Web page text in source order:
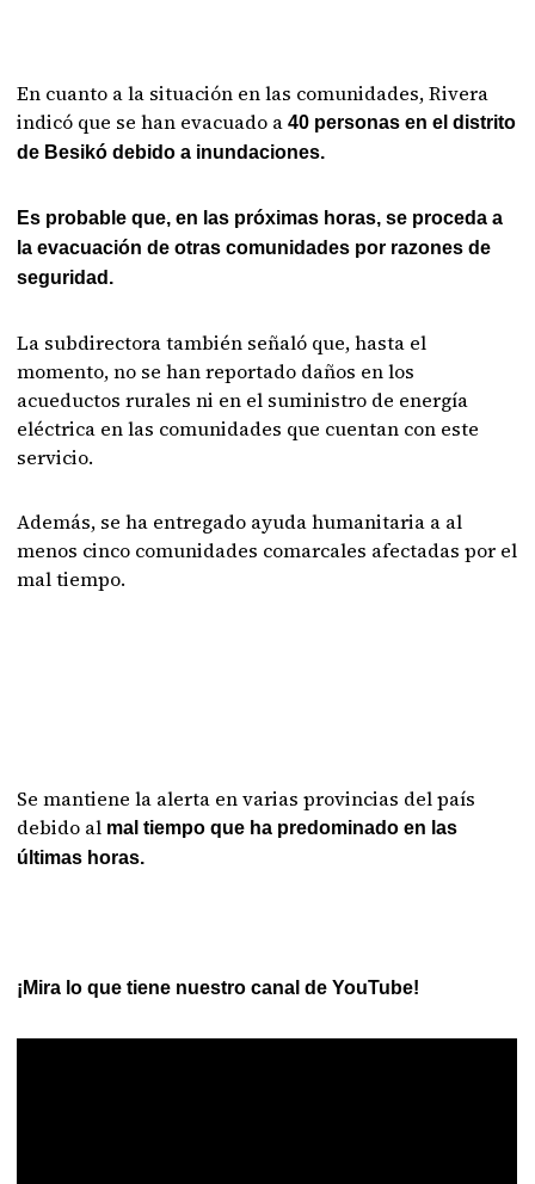
En cuanto a la situación en las comunidades, Rivera
indicó que se han evacuado a40 personas en el distrito
de Besikó debido a inundaciones.
Es probable que, en las próximas horas, se proceda a
la evacuación de otras comunidades por razones de
seguridad.
La subdirectora también señaló que, hasta el
momento, no se han reportado daños en los
acueductos rurales ni en el suministro de energía
eléctrica en las comunidades que cuentan con este
servicio.
Además, se ha entregado ayuda humanitaria a al
menos cinco comunidades comarcales afectadas por el
mal tiempo.
Se mantiene la alerta en varias provincias del país
debido al mal tiempo que ha predominado en las
últimas horas.
¡Mira lo que tiene nuestro canal de YouTube!